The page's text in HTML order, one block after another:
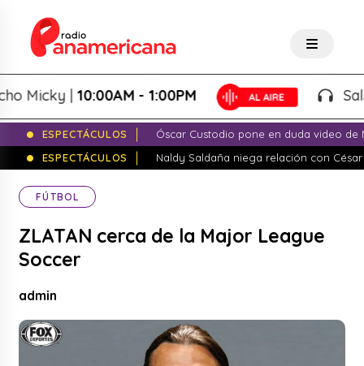
|10:00AM - 1:00PM Salsa
ESPECTÁCULOS
Óscar Custodio pone en duda video de
ESPECTÁCULOS
Naldy Saldaña niega relación con
FÚTBOL
ZLATAN cerca de la Major League
Soccer
admin